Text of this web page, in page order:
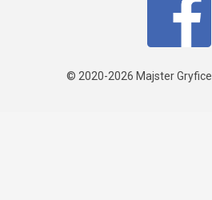
© 2020-2026 Majster Gryfice